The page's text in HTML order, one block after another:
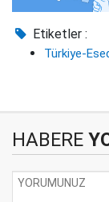
Etiketler :
Türkiye-
HABERE